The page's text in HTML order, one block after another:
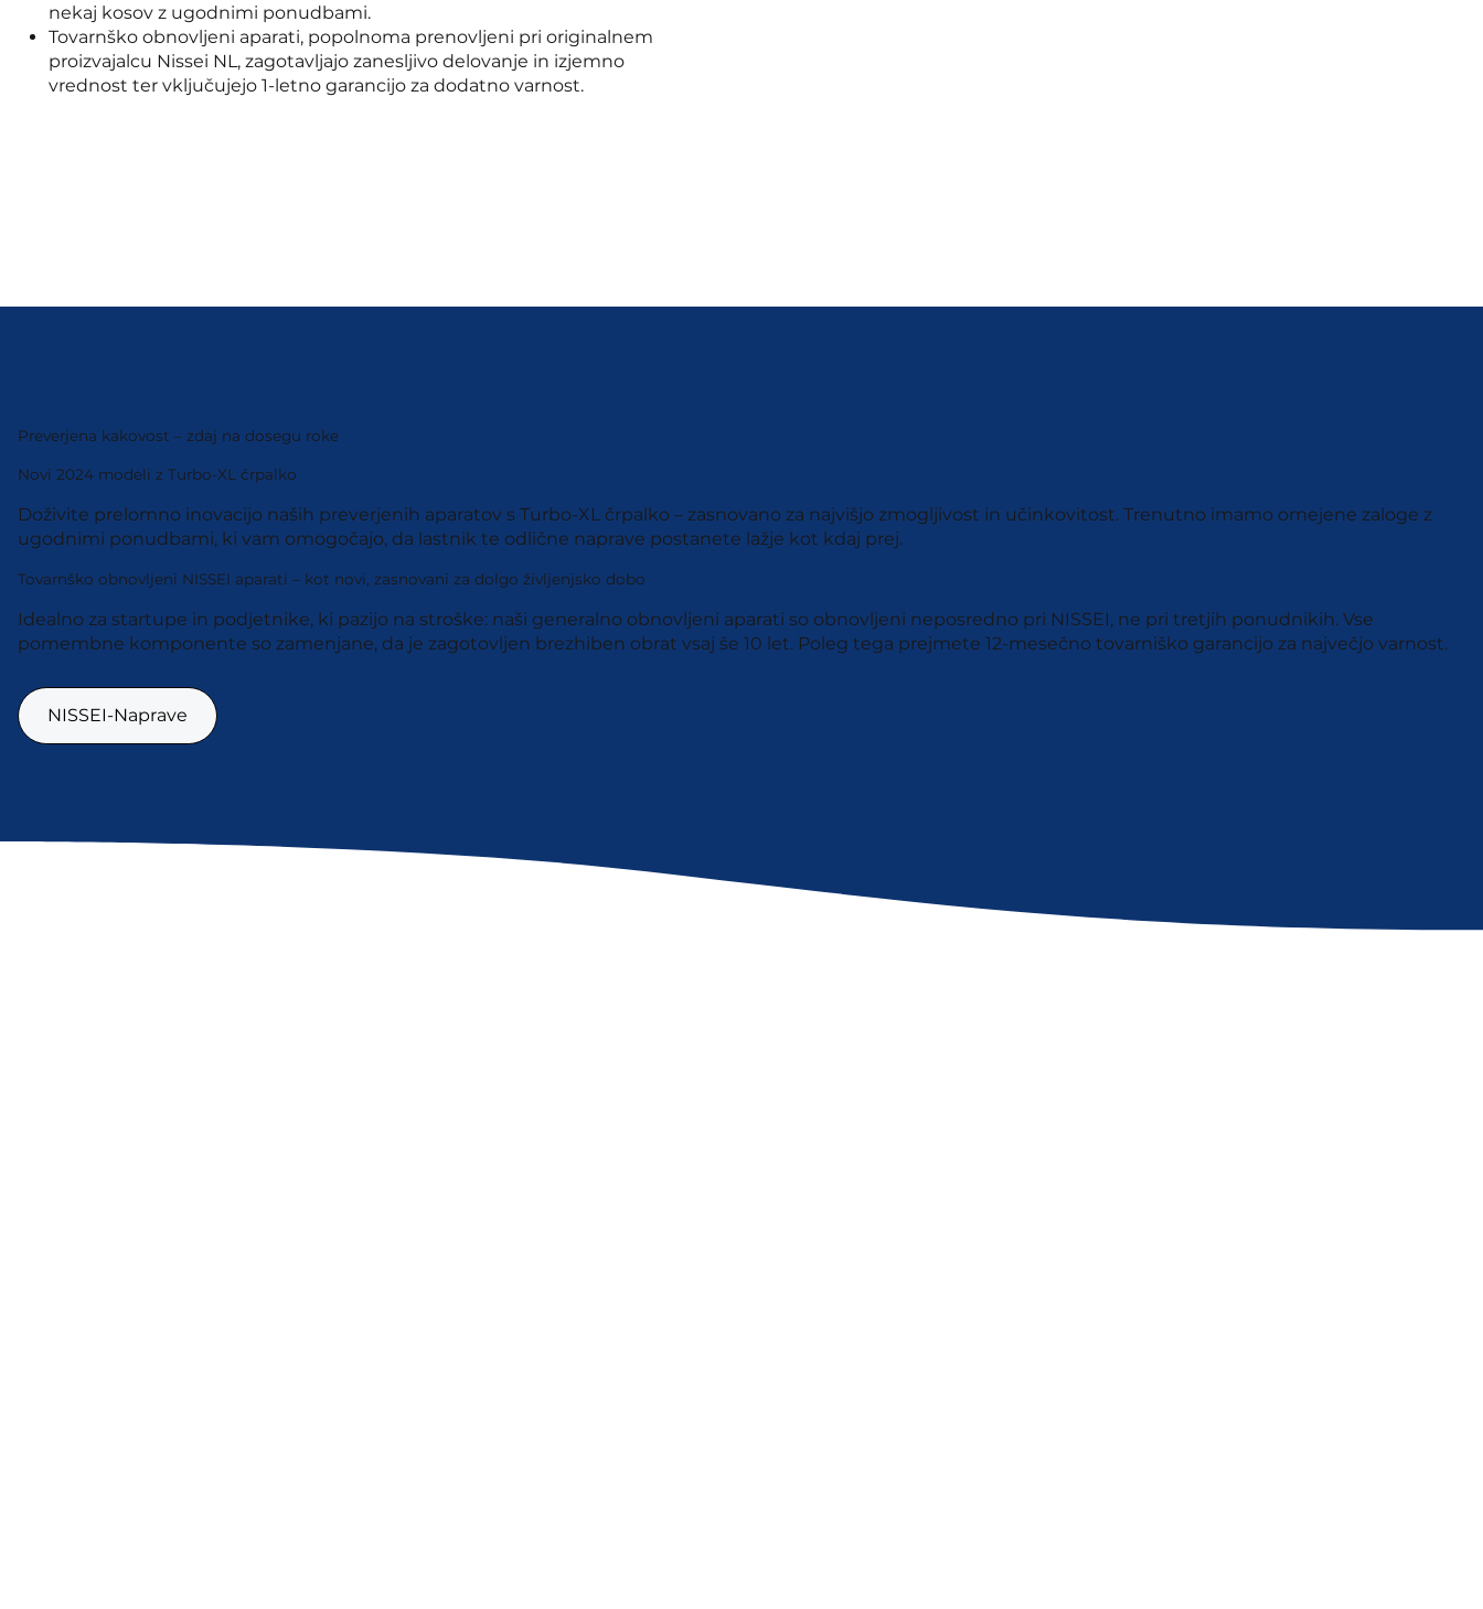
nekaj kosov z ugodnimi ponudbami.
Tovarnško obnovljeni aparati, popolnoma prenovljeni pri originalnem
proizvajalcu Nissei NL, zagotavljajo zanesljivo delovanje in izjemno
vrednost ter vključujejo 1-letno garancijo za dodatno varnost.
Preverjena kakovost – zdaj na dosegu roke
Novi 2024 modeli z Turbo-XL črpalko
Doživite prelomno inovacijo naših preverjenih aparatov s Turbo-XL črpalko – zasnovano za najvišjo zmogljivost in učinkovitost. Trenutno imamo omejene zaloge z
ugodnimi ponudbami, ki vam omogočajo, da lastnik te odlične naprave postanete lažje kot kdaj prej.
Tovarnško obnovljeni NISSEI aparati – kot novi, zasnovani za dolgo življenjsko dobo
Idealno za startupe in podjetnike, ki pazijo na stroške: naši generalno obnovljeni aparati so obnovljeni neposredno pri NISSEI, ne pri tretjih ponudnikih. Vse
pomembne komponente so zamenjane, da je zagotovljen brezhiben obrat vsaj še 10 let. Poleg tega prejmete 12-mesečno tovarniško garancijo za največjo varnost.
NISSEI-Naprave